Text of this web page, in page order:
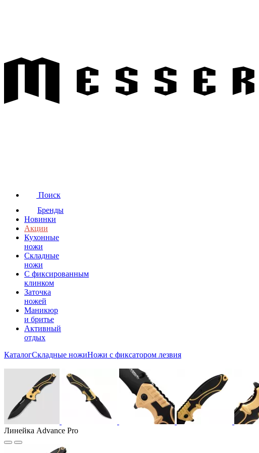
Поиск
Бренды
Новинки
Акции
Кухонные
ножи
Складные
ножи
C фиксированным
клинком
Заточка
ножей
Маникюр
и бритье
Активный
отдых
КаталогСкладные ножиНожи с фиксатором лезвия
Линейка Advance Pro